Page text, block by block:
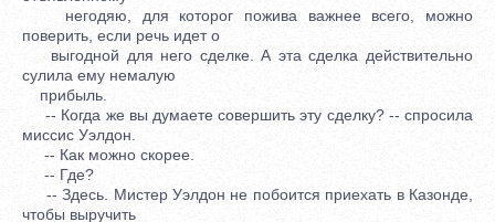
негодяю, для которог пожива важнее всего, можно
поверить, если речь идет о
выгодной для него сделке. А эта сделка действительно
сулила ему немалую
прибыль.
-- Когда же вы думаете совершить эту сделку? -- спросила
миссис Уэлдон.
-- Как можно скорее.
-- Где?
-- Здесь. Мистер Уэлдон не побоится приехать в Казонде,
чтобы выручить